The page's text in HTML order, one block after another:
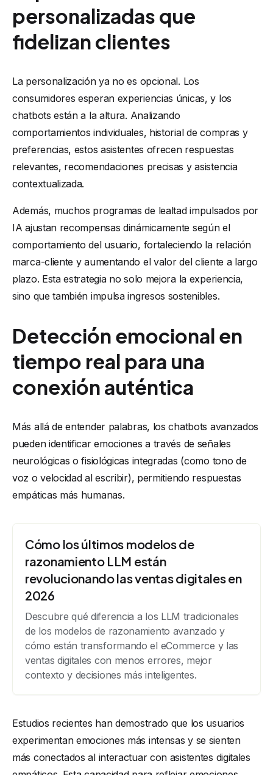
personalizadas que
fidelizan clientes
La personalización ya no es opcional. Los
consumidores esperan experiencias únicas, y los
chatbots están a la altura. Analizando
comportamientos individuales, historial de compras y
preferencias, estos asistentes ofrecen respuestas
relevantes, recomendaciones precisas y asistencia
contextualizada.
Además, muchos programas de lealtad impulsados por
IA ajustan recompensas dinámicamente según el
comportamiento del usuario, fortaleciendo la relación
marca-cliente y aumentando el valor del cliente a largo
plazo. Esta estrategia no solo mejora la experiencia,
sino que también impulsa ingresos sostenibles.
Detección emocional en
tiempo real para una
conexión auténtica
Más allá de entender palabras, los chatbots avanzados
pueden identificar emociones a través de señales
neurológicas o fisiológicas integradas (como tono de
voz o velocidad al escribir), permitiendo respuestas
empáticas más humanas.
Cómo los últimos modelos de
razonamiento LLM están
revolucionando las ventas digitales en
2026
Descubre qué diferencia a los LLM tradicionales
de los modelos de razonamiento avanzado y
cómo están transformando el eCommerce y las
ventas digitales con menos errores, mejor
contexto y decisiones más inteligentes.
Estudios recientes han demostrado que los usuarios
experimentan emociones más intensas y se sienten
más conectados al interactuar con asistentes digitales